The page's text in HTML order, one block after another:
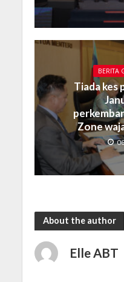
BERITA
Tiada kes
Zone
About the author
Elle ABT